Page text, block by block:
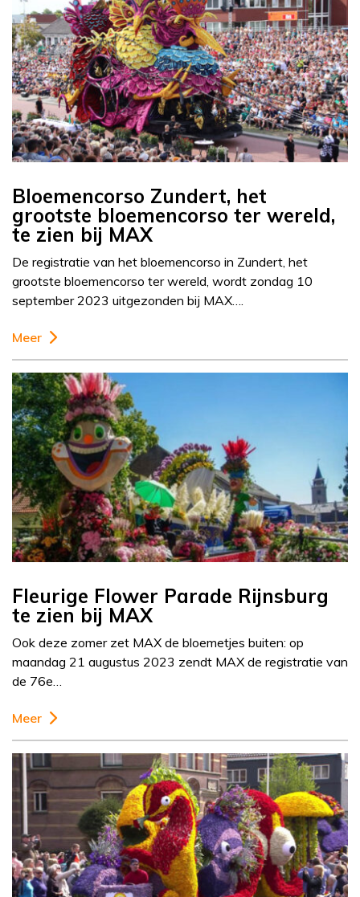
Bloemencorso Zundert, het
grootste bloemencorso ter wereld,
te zien bij MAX
De registratie van het bloemencorso in Zundert, het
grootste bloemencorso ter wereld, wordt zondag 10
september 2023 uitgezonden bij MAX….
Meer
Fleurige Flower Parade Rijnsburg
te zien bij MAX
Ook deze zomer zet MAX de bloemetjes buiten: op
maandag 21 augustus 2023 zendt MAX de registratie van
de 76e…
Meer